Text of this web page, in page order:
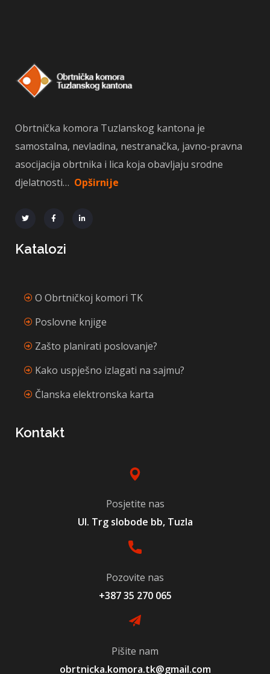
Obrtnička komora Tuzlanskog kantona je
samostalna, nevladina, nestranačka, javno-pravna
asocijacija obrtnika i lica koja obavljaju srodne
djelatnosti… Opširnije
Katalozi
O Obrtničkoj komori TK
Poslovne knjige
Zašto planirati poslovanje?
Kako uspješno izlagati na sajmu?
Članska elektronska karta
Kontakt
Posjetite nas
Ul. Trg slobode bb, Tuzla
Pozovite nas
+387 35 270 065
Pišite nam
obrtnicka.komora.tk@gmail.com